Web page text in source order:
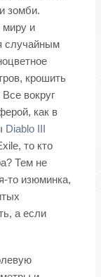
зомби.
миру и
случайным
крошить
вокруг
как в
Diablo III
то кто
Тем не
то изюминка,
а если